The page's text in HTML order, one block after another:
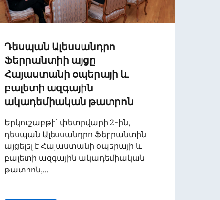
Դեսպան Ալեսսանդրո
Ֆերրանտիի այցը
Հայաստանի օպերայի և
բալետի ազգային
ակադեմիական թատրոն
Երկուշաբթի՝ փետրվարի 2-ին,
դեսպան Ալեսսանդրո Ֆերրանտին
այցելել է Հայաստանի օպերայի և
բալետի ազգային ակադեմիական
թատրոն,...